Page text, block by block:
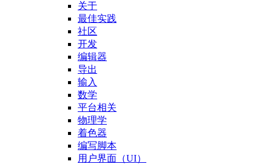
关于
最佳实践
社区
开发
编辑器
导出
输入
数学
平台相关
物理学
着色器
编写脚本
用户界面（UI）